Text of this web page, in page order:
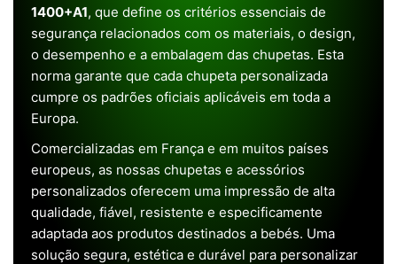
1400+A1, que define os critérios essenciais de
segurança relacionados com os materiais, o design,
o desempenho e a embalagem das chupetas. Esta
norma garante que cada chupeta personalizada
cumpre os padrões oficiais aplicáveis em toda a
Europa.
Comercializadas em França e em muitos países
europeus, as nossas chupetas e acessórios
personalizados oferecem uma impressão de alta
qualidade, fiável, resistente e especificamente
adaptada aos produtos destinados a bebés. Uma
solução segura, estética e durável para personalizar